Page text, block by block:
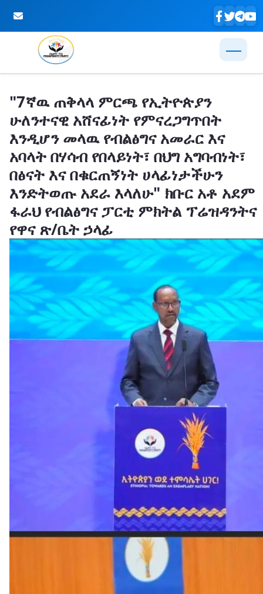
"7ኛዉ ጠቅላላ ምርጫ የኢትዮጵያን
ሁለንተናዊ አሸናፊነት የምናረጋግጥበት
እንዲሆን መላዉ የብልፅግና አመራር እና
አባላት በሃሳብ የበላይነት፣ በህግ አግባብነት፣
በፅናት እና በቁርጠኝነት ሀላፊነታችሁን
እንድትወጡ አደራ እላለሁ" ክቡር አቶ አደም
ፋራህ የብልፅግና ፓርቲ ምክትል ፕሬዝዳንትና
የዋና ጽ/ቤት ኃላፊ